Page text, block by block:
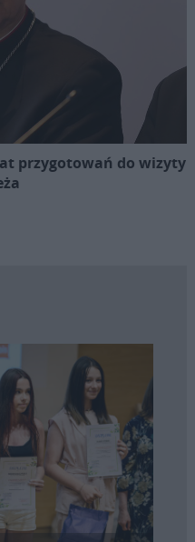
przygotowań do wizyty